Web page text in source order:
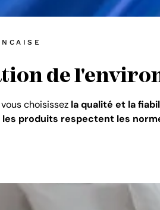
de
choisissez la qualité et la
les produits respectent les